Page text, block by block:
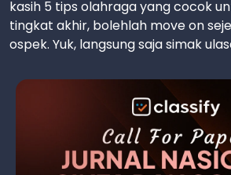
kasih 5 tips olahraga yang cocok
tingkat akhir, bolehlah move on
ospek. Yuk, langsung saja simak